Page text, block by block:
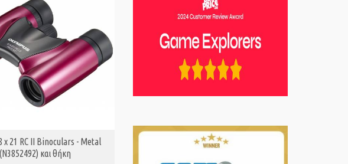
x 21 RC II Binoculars - Metal
και θήκη